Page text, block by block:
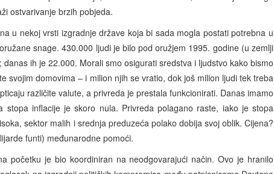
ostvarivanje brzih pobjeda.
u nekoj vrsti izgradnje države koja bi sada mogla postati potrebna u
snage. 430.000 ljudi je bilo pod oružjem 1995. godine (u zemlji
ih je 22.000. Morali smo osigurati sredstva i ljudstvo kako bismo
svojim domovima – i milion njih se vratio, dok još milion ljudi tek treba
različite valute, a privreda je prestala funkcionirati. Danas imamo
stopa inflacije je skoro nula. Privreda polagano raste, iako je stopa
sektor malih i srednja preduzeća polako dobija svoj oblik. Cijena?
funti) međunarodne pomoći.
početku je bio koordiniran na neodgovarajući način. Ovo je hranilo